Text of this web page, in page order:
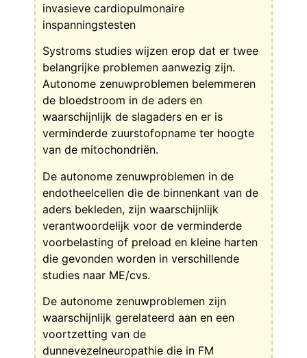
invasieve cardiopulmonaire
inspanningstesten
Systroms studies wijzen erop dat er twee
belangrijke problemen aanwezig zijn.
Autonome zenuwproblemen belemmeren
de bloedstroom in de aders en
waarschijnlijk de slagaders en er is
verminderde zuurstofopname ter hoogte
van de mitochondriën.
De autonome zenuwproblemen in de
endotheelcellen die de binnenkant van de
aders bekleden, zijn waarschijnlijk
verantwoordelijk voor de verminderde
voorbelasting of preload en kleine harten
die gevonden worden in verschillende
studies naar ME/cvs.
De autonome zenuwproblemen zijn
waarschijnlijk gerelateerd aan en een
voortzetting van de
dunnevezelneuropathie die in FM